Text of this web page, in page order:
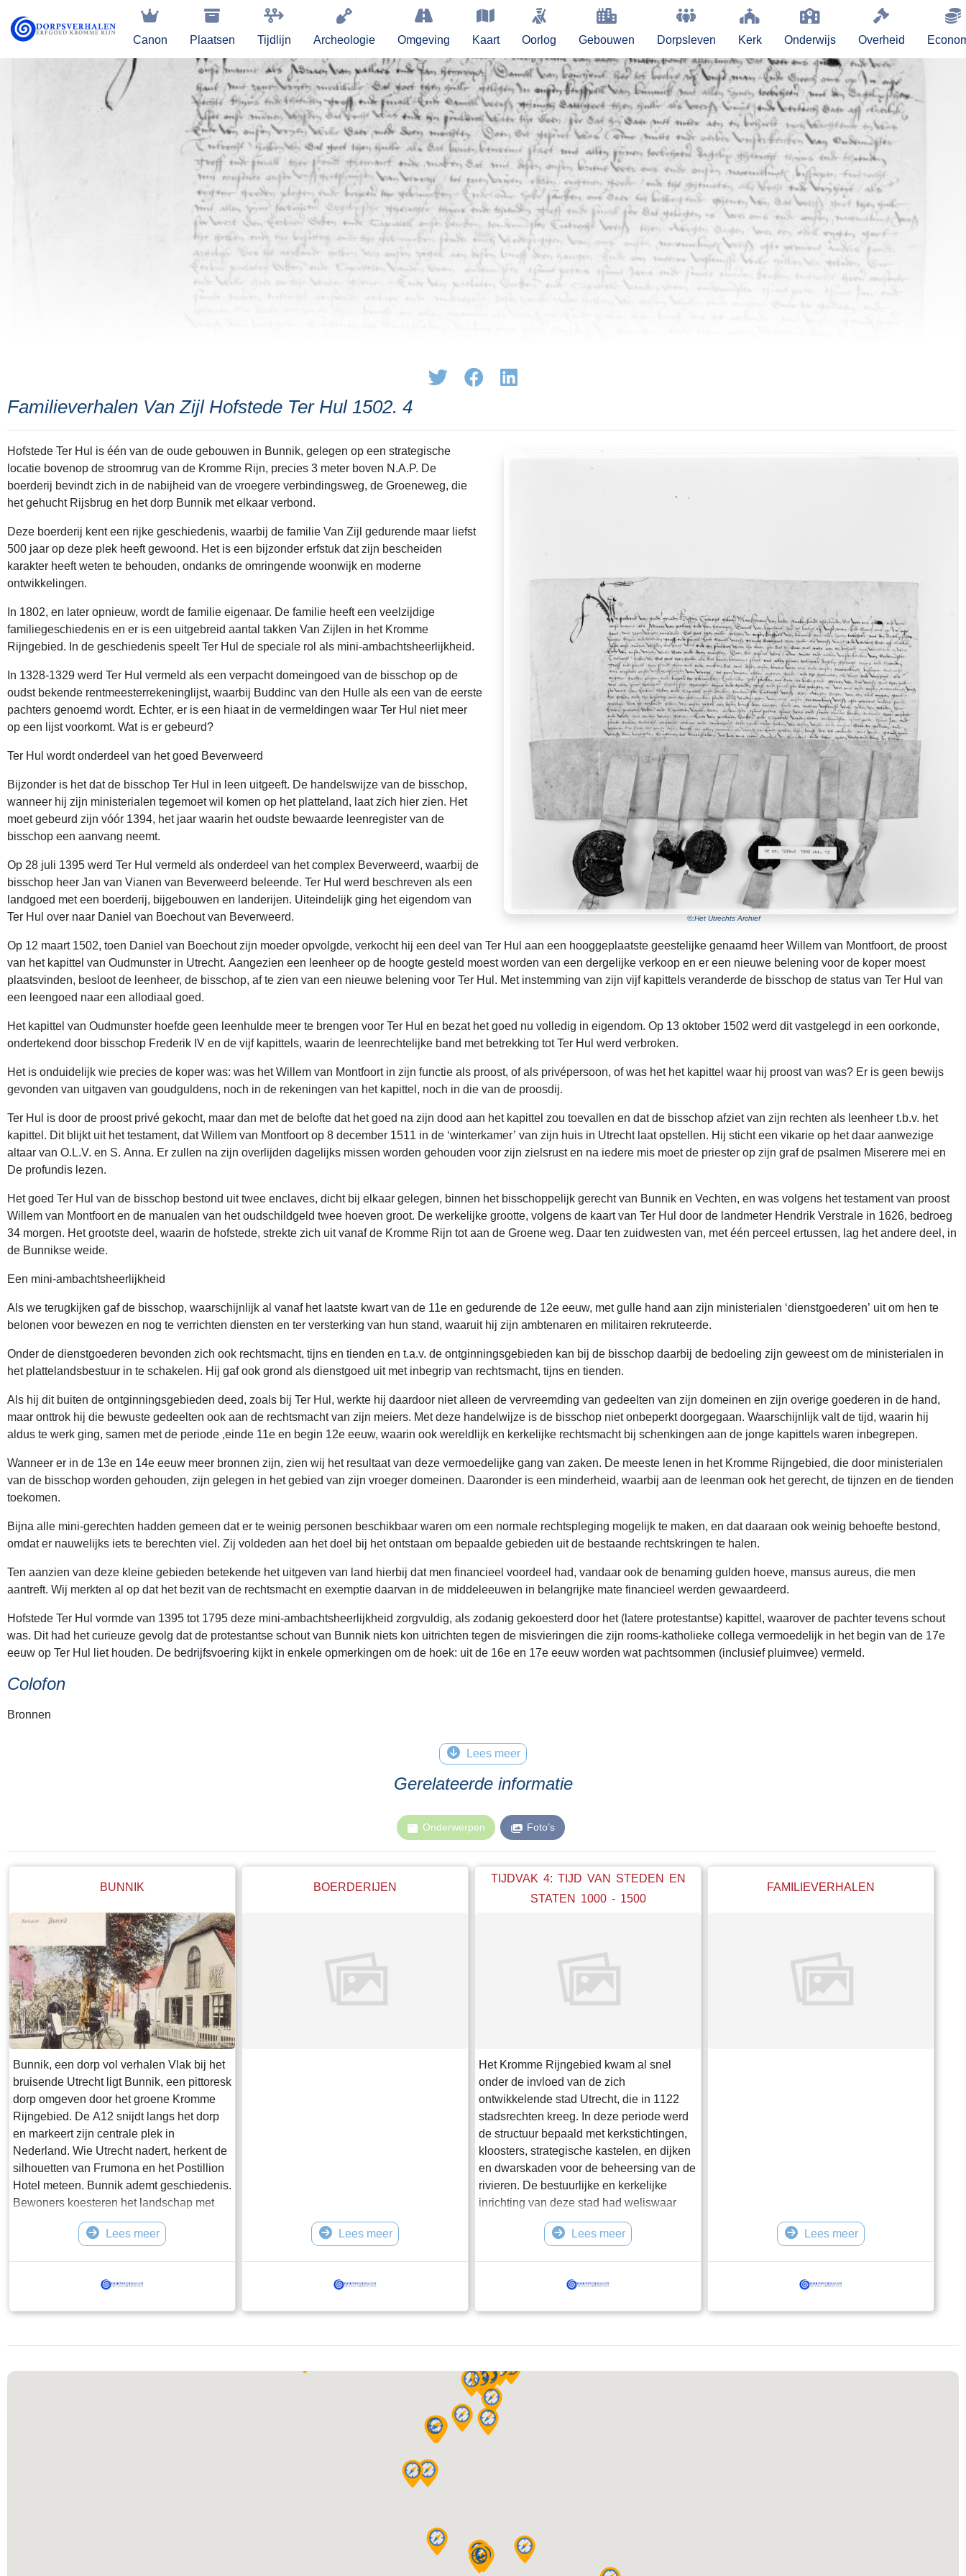
Canon Plaatsen Tijdlijn Archeologie Omgeving Kaart Oorlog Gebouwen Dorpsleven Kerk Onderwijs Overheid
Familieverhalen Van Zijl Hofstede Ter Hul 1502. 4
©:Het Utrechts Archief
Hofstede Ter Hul is één van de oude gebouwen in Bunnik, gelegen op een strategische
locatie bovenop de stroomrug van de Kromme Rijn, precies 3 meter boven N.A.P. De
boerderij bevindt zich in de nabijheid van de vroegere verbindingsweg, de Groeneweg, die
het gehucht Rijsbrug en het dorp Bunnik met elkaar verbond.
Deze boerderij kent een rijke geschiedenis, waarbij de familie Van Zijl gedurende maar liefst
500 jaar op deze plek heeft gewoond. Het is een bijzonder erfstuk dat zijn bescheiden
karakter heeft weten te behouden, ondanks de omringende woonwijk en moderne
ontwikkelingen.
In 1802, en later opnieuw, wordt de familie eigenaar. De familie heeft een veelzijdige
familiegeschiedenis en er is een uitgebreid aantal takken Van Zijlen in het Kromme
Rijngebied. In de geschiedenis speelt Ter Hul de speciale rol als mini-ambachtsheerlijkheid.
In 1328-1329 werd Ter Hul vermeld als een verpacht domeingoed van de bisschop op de
oudst bekende rentmeesterrekeninglijst, waarbij Buddinc van den Hulle als een van de eerste
pachters genoemd wordt. Echter, er is een hiaat in de vermeldingen waar Ter Hul niet meer
op een lijst voorkomt. Wat is er gebeurd?
Ter Hul wordt onderdeel van het goed Beverweerd
Bijzonder is het dat de bisschop Ter Hul in leen uitgeeft. De handelswijze van de bisschop,
wanneer hij zijn ministerialen tegemoet wil komen op het platteland, laat zich hier zien. Het
moet gebeurd zijn vóór 1394, het jaar waarin het oudste bewaarde leenregister van de
bisschop een aanvang neemt.
Op 28 juli 1395 werd Ter Hul vermeld als onderdeel van het complex Beverweerd, waarbij de
bisschop heer Jan van Vianen van Beverweerd beleende. Ter Hul werd beschreven als een
landgoed met een boerderij, bijgebouwen en landerijen. Uiteindelijk ging het eigendom van
Ter Hul over naar Daniel van Boechout van Beverweerd.
Op 12 maart 1502, toen Daniel van Boechout zijn moeder opvolgde, verkocht hij een deel van Ter Hul aan een hooggeplaatste geestelijke genaamd heer Willem van Montfoort, de proost
van het kapittel van Oudmunster in Utrecht. Aangezien een leenheer op de hoogte gesteld moest worden van een dergelijke verkoop en er een nieuwe belening voor de koper moest
plaatsvinden, besloot de leenheer, de bisschop, af te zien van een nieuwe belening voor Ter Hul. Met instemming van zijn vijf kapittels veranderde de bisschop de status van Ter Hul van
een leengoed naar een allodiaal goed.
Het kapittel van Oudmunster hoefde geen leenhulde meer te brengen voor Ter Hul en bezat het goed nu volledig in eigendom. Op 13 oktober 1502 werd dit vastgelegd in een oorkonde,
ondertekend door bisschop Frederik IV en de vijf kapittels, waarin de leenrechtelijke band met betrekking tot Ter Hul werd verbroken.
Het is onduidelijk wie precies de koper was: was het Willem van Montfoort in zijn functie als proost, of als privépersoon, of was het het kapittel waar hij proost van was? Er is geen bewijs
gevonden van uitgaven van goudguldens, noch in de rekeningen van het kapittel, noch in die van de proosdij.
Ter Hul is door de proost privé gekocht, maar dan met de belofte dat het goed na zijn dood aan het kapittel zou toevallen en dat de bisschop afziet van zijn rechten als leenheer t.b.v. het
kapittel. Dit blijkt uit het testament, dat Willem van Montfoort op 8 december 1511 in de ‘winterkamer’ van zijn huis in Utrecht laat opstellen. Hij sticht een vikarie op het daar aanwezige
altaar van O.L.V. en S. Anna. Er zullen na zijn overlijden dagelijks missen worden gehouden voor zijn zielsrust en na iedere mis moet de priester op zijn graf de psalmen Miserere mei en
De profundis lezen.
Het goed Ter Hul van de bisschop bestond uit twee enclaves, dicht bij elkaar gelegen, binnen het bisschoppelijk gerecht van Bunnik en Vechten, en was volgens het testament van proost
Willem van Montfoort en de manualen van het oudschildgeld twee hoeven groot. De werkelijke grootte, volgens de kaart van Ter Hul door de landmeter Hendrik Verstrale in 1626, bedroeg
34 morgen. Het grootste deel, waarin de hofstede, strekte zich uit vanaf de Kromme Rijn tot aan de Groene weg. Daar ten zuidwesten van, met één perceel ertussen, lag het andere deel, in
de Bunnikse weide.
Een mini-ambachtsheerlijkheid
Als we terugkijken gaf de bisschop, waarschijnlijk al vanaf het laatste kwart van de 11e en gedurende de 12e eeuw, met gulle hand aan zijn ministerialen ‘dienstgoederen’ uit om hen te
belonen voor bewezen en nog te verrichten diensten en ter versterking van hun stand, waaruit hij zijn ambtenaren en militairen rekruteerde.
Onder de dienstgoederen bevonden zich ook rechtsmacht, tijns en tienden en t.a.v. de ontginningsgebieden kan bij de bisschop daarbij de bedoeling zijn geweest om de ministerialen in
het plattelandsbestuur in te schakelen. Hij gaf ook grond als dienstgoed uit met inbegrip van rechtsmacht, tijns en tienden.
Als hij dit buiten de ontginningsgebieden deed, zoals bij Ter Hul, werkte hij daardoor niet alleen de vervreemding van gedeelten van zijn domeinen en zijn overige goederen in de hand,
maar onttrok hij die bewuste gedeelten ook aan de rechtsmacht van zijn meiers. Met deze handelwijze is de bisschop niet onbeperkt doorgegaan. Waarschijnlijk valt de tijd, waarin hij
aldus te werk ging, samen met de periode ,einde 11e en begin 12e eeuw, waarin ook wereldlijk en kerkelijke rechtsmacht bij schenkingen aan de jonge kapittels waren inbegrepen.
Wanneer er in de 13e en 14e eeuw meer bronnen zijn, zien wij het resultaat van deze vermoedelijke gang van zaken. De meeste lenen in het Kromme Rijngebied, die door ministerialen
van de bisschop worden gehouden, zijn gelegen in het gebied van zijn vroeger domeinen. Daaronder is een minderheid, waarbij aan de leenman ook het gerecht, de tijnzen en de tienden
toekomen.
Bijna alle mini-gerechten hadden gemeen dat er te weinig personen beschikbaar waren om een normale rechtspleging mogelijk te maken, en dat daaraan ook weinig behoefte bestond,
omdat er nauwelijks iets te berechten viel. Zij voldeden aan het doel bij het ontstaan om bepaalde gebieden uit de bestaande rechtskringen te halen.
Ten aanzien van deze kleine gebieden betekende het uitgeven van land hierbij dat men financieel voordeel had, vandaar ook de benaming gulden hoeve, mansus aureus, die men
aantreft. Wij merkten al op dat het bezit van de rechtsmacht en exemptie daarvan in de middeleeuwen in belangrijke mate financieel werden gewaardeerd.
Hofstede Ter Hul vormde van 1395 tot 1795 deze mini-ambachtsheerlijkheid zorgvuldig, als zodanig gekoesterd door het (latere protestantse) kapittel, waarover de pachter tevens schout
was. Dit had het curieuze gevolg dat de protestantse schout van Bunnik niets kon uitrichten tegen de misvieringen die zijn rooms-katholieke collega vermoedelijk in het begin van de 17e
eeuw op Ter Hul liet houden. De bedrijfsvoering kijkt in enkele opmerkingen om de hoek: uit de 16e en 17e eeuw worden wat pachtsommen (inclusief pluimvee) vermeld.
Colofon
Bronnen
[1]Stamboom familie Van Zijl
[2]Nicole Van Zijl
© Tekst: Nicole van Zijl (Bunnik)
Lees meer
Gerelateerde informatie
Onderwerpen Foto’s
BUNNIK
Bunnik, een dorp vol verhalen Vlak bij het
bruisende Utrecht ligt Bunnik, een pittoresk
dorp omgeven door het groene Kromme
Rijngebied. De A12 snijdt langs het dorp
en markeert zijn centrale plek in
Nederland. Wie Utrecht nadert, herkent de
silhouetten van Frumona en het Postillion
Hotel meteen. Bunnik ademt geschiedenis.
Bewoners koesteren het landschap met
zijn lage boerderijen, klompenpaden en
landgoederen zoals Amelisweerd en
Romeinse Limes en de Hollandse
Lees meer
BOERDERIJEN
Lees meer
TIJDVAK 4: TIJD VAN STEDEN EN
STATEN 1000 - 1500
Het Kromme Rijngebied kwam al snel
onder de invloed van de zich
ontwikkelende stad Utrecht, die in 1122
stadsrechten kreeg. In deze periode werd
de structuur bepaald met kerkstichtingen,
kloosters, strategische kastelen, en dijken
en dwarskaden voor de beheersing van de
rivieren. De bestuurlijke en kerkelijke
inrichting van deze stad had weliswaar
een eigen ontwikkeling doorgemaakt,
maar zij vonden toch hun
middeleeuwse grootgrondbezit van met
Lees meer
FAMILIEVERHALEN
Lees meer